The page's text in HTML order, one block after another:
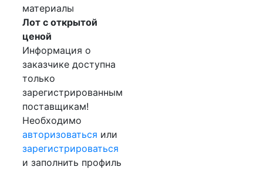
материалы
Лот с открытой
ценой
Информация о
заказчике доступна
только
зарегистрированным
поставщикам!
Необходимо
авторизоваться или
зарегистрироваться
и заполнить профиль